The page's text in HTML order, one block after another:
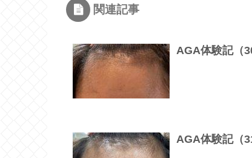
関連記事
AGA体験記（
AGA体験記（